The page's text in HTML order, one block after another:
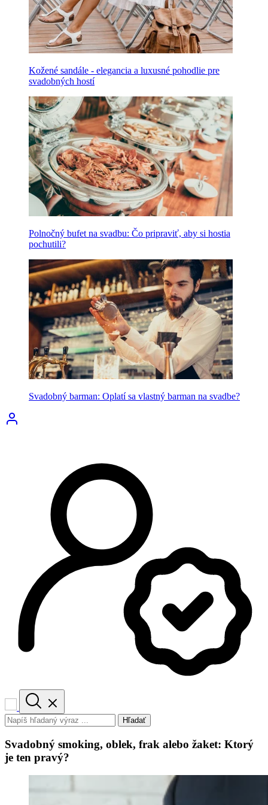
Kožené sandále - elegancia a luxusné pohodlie pre
svadobných hostí
Polnočný bufet na svadbu: Čo pripraviť, aby si hostia
pochutili?
Svadobný barman: Oplatí sa vlastný barman na svadbe?
Hľadať
Svadobný smoking, oblek, frak alebo žaket: Ktorý
je ten pravý?